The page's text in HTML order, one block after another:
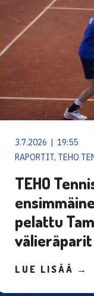
3.7.2026 | 19:55
RAPORTIT, TEHO
TEHO
pelattu
LUE LISÄÄ →